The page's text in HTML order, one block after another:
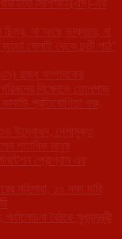
সিপিআই(এম)-এর
চিত্র, না আছে ডাক্তার, না
সেলাই থেকে চন্ডী পাঠ’
রাজ্য সম্পাদকের
বিক্ষোভে তোলপাড়
প্রতিযোগিতা শুরু,
উদ্বোধন, নেশামুক্ত
শতাধিক মানুষ
প্রোগ্রাম এর
মহিলারা, ১০ দফা দাবি
বৈঠকে মুখ্যমন্ত্রী